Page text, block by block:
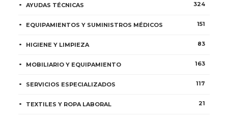
AYUDAS TÉCNICAS 324
EQUIPAMIENTOS Y SUMINISTROS MÉDICOS 151
HIGIENE Y LIMPIEZA 83
MOBILIARIO Y EQUIPAMIENTO 163
SERVICIOS ESPECIALIZADOS 117
TEXTILES Y ROPA LABORAL 21